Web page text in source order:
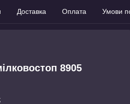
Доставка Оплата Умови
8905